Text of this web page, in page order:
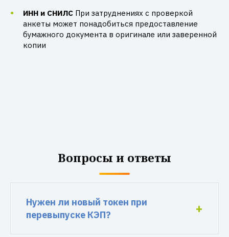
ИНН и СНИЛС При затруднениях с проверкой
анкеты может понадобиться предоставление
бумажного документа в оригинале или заверенной
копии
Вопросы и ответы
Нужен ли новый токен при
перевыпуске КЭП?